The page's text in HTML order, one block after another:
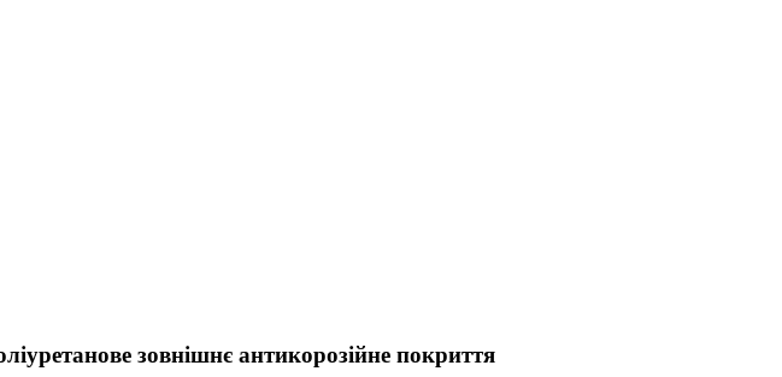
зовнішнє антикорозійне покриття